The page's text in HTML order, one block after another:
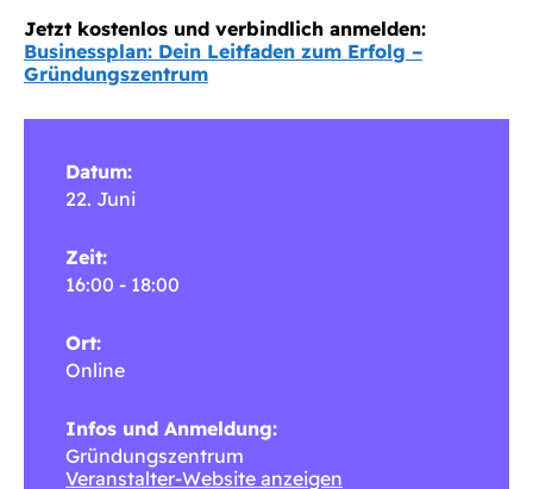
Jetzt kostenlos und verbindlich anmelden:
Businessplan: Dein Leitfaden zum Erfolg –
Gründungszentrum
Datum:
22. Juni
Zeit:
16:00 - 18:00
Ort:
Online
Infos und Anmeldung:
Gründungszentrum
Veranstalter-Website anzeigen